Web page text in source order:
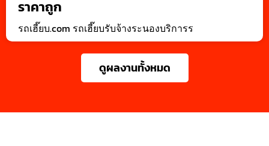
ราคาถูก
รถเฮี๊ยบ.com รถเฮี๊ยบรับจ้างระนองบริการร
ดูผลงานทั้งหมด